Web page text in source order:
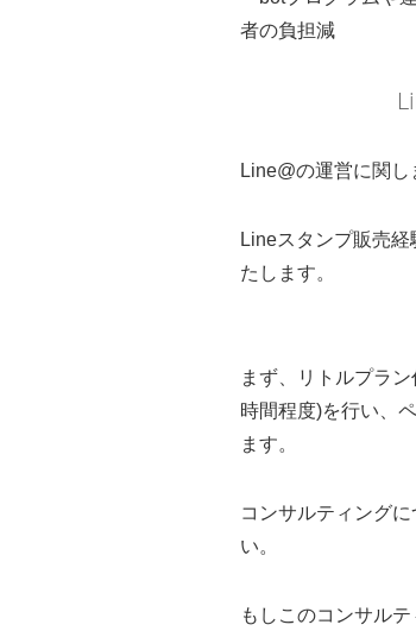
者の負担減
Line@の運営に関
Lineスタンプ販売
たします。
まず、リトルプラ
時間程度)を行い、
ます。
コンサルティング
い。
もしこのコンサル